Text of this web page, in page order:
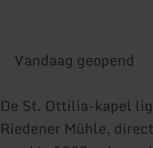
Vandaag geopend
De St. Ottilia-kapel
Riedener Mühle,